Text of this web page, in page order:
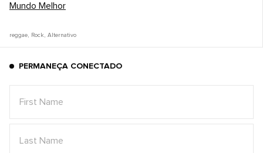
Mundo Melhor
reggae, Rock , Alternativo
PERMANEÇA CONECTADO